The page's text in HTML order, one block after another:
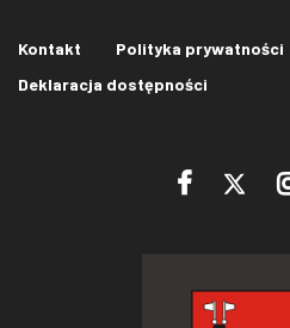
Kontakt Polityka prywatności
Deklaracja dostępności